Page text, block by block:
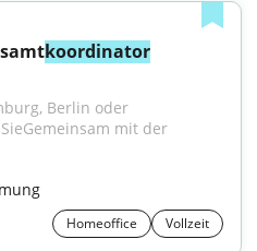
koordinator
mit der
Homeoffice Vollzeit